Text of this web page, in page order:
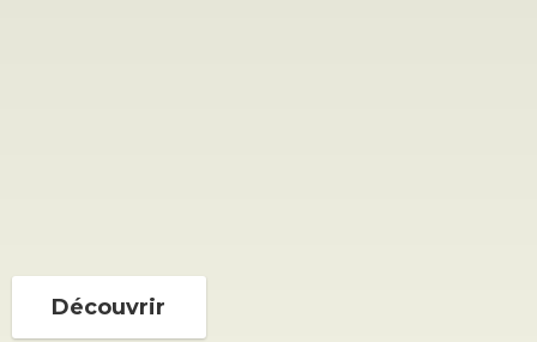
Découvrir